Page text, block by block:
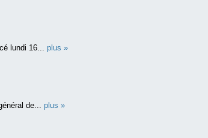
lundi 16... plus »
de... plus »